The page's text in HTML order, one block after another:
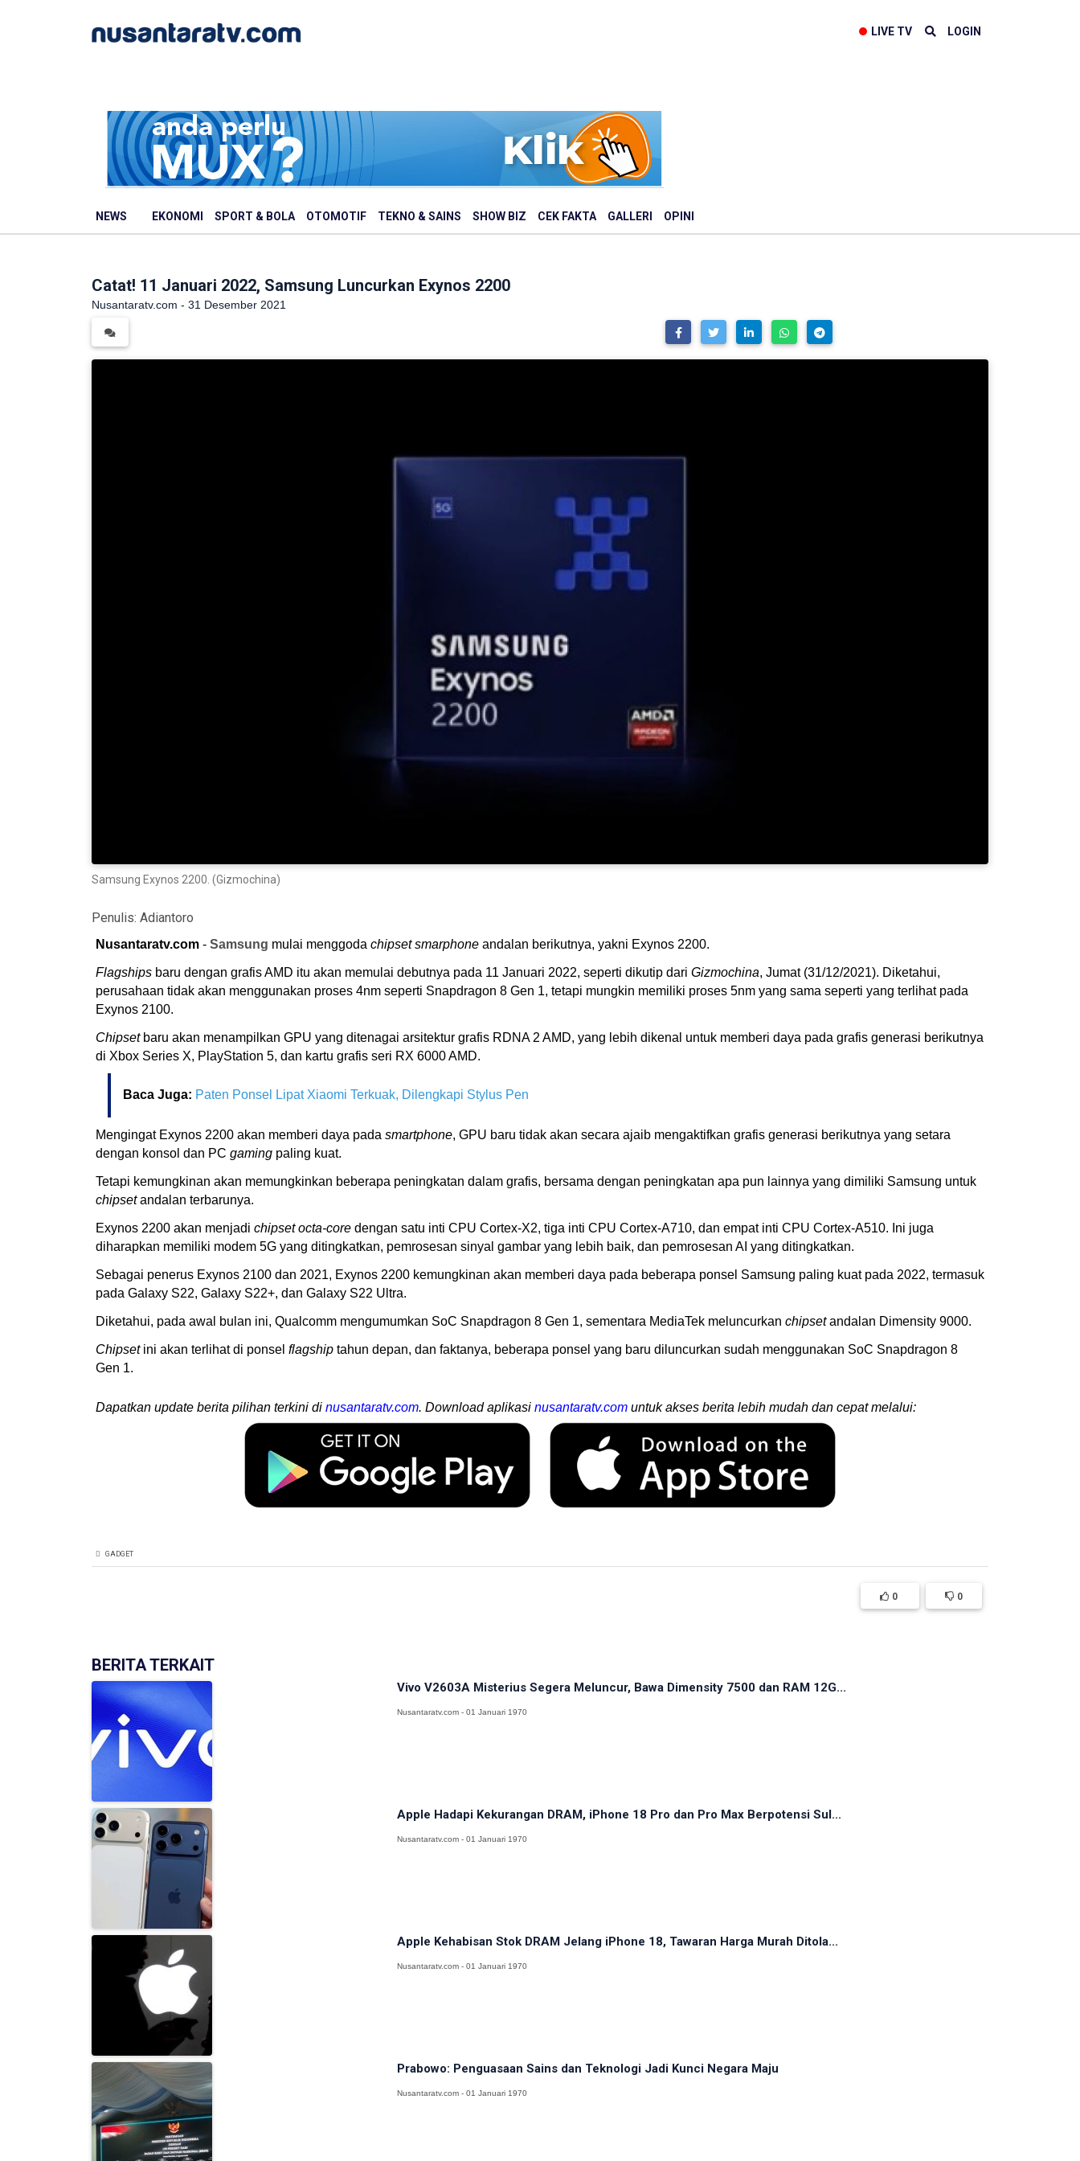
LIVE TV LOGIN
NEWS EKONOMI SPORT & BOLA OTOMOTIF TEKNO & SAINS SHOW BIZ CEK FAKTA GALLERI OPINI
Catat! 11 Januari 2022, Samsung Luncurkan Exynos 2200
Nusantaratv.com - 31 Desember 2021
Samsung Exynos 2200. (Gizmochina)
Penulis: Adiantoro
Nusantaratv.com - Samsung mulai menggoda chipset smarphone andalan berikutnya, yakni Exynos 2200.
Flagships baru dengan grafis AMD itu akan memulai debutnya pada 11 Januari 2022, seperti dikutip dari Gizmochina, Jumat (31/12/2021). Diketahui,
perusahaan tidak akan menggunakan proses 4nm seperti Snapdragon 8 Gen 1, tetapi mungkin memiliki proses 5nm yang sama seperti yang terlihat pada
Exynos 2100.
Chipsetbaru akan menampilkan GPU yang ditenagai arsitektur grafis RDNA 2 AMD, yang lebih dikenal untuk memberi daya pada grafis generasi berikutnya
di Xbox Series X, PlayStation 5, dan kartu grafis seri RX 6000 AMD.
Baca Juga: Paten Ponsel Lipat Xiaomi Terkuak, Dilengkapi Stylus Pen
Mengingat Exynos 2200 akan memberi daya pada smartphone, GPU baru tidak akan secara ajaib mengaktifkan grafis generasi berikutnya yang setara
dengan konsol dan PC gaming paling kuat.
Tetapi kemungkinan akan memungkinkan beberapa peningkatan dalam grafis, bersama dengan peningkatan apa pun lainnya yang dimiliki Samsung untuk
chipsetandalan terbarunya.
Exynos 2200 akan menjadi chipset octa-core dengan satu inti CPU Cortex-X2, tiga inti CPU Cortex-A710, dan empat inti CPU Cortex-A510. Ini juga
diharapkan memiliki modem 5G yang ditingkatkan, pemrosesan sinyal gambar yang lebih baik, dan pemrosesan AI yang ditingkatkan.
Sebagai penerus Exynos 2100 dan 2021, Exynos 2200 kemungkinan akan memberi daya pada beberapa ponsel Samsung paling kuat pada 2022, termasuk
pada Galaxy S22, Galaxy S22+, dan Galaxy S22 Ultra.
Diketahui, pada awal bulan ini, Qualcomm mengumumkan SoC Snapdragon 8 Gen 1, sementara MediaTek meluncurkan chipsetandalan Dimensity 9000.
Chipsetini akan terlihat di ponsel flagship tahun depan, dan faktanya, beberapa ponsel yang baru diluncurkan sudah menggunakan SoC Snapdragon 8
Gen 1.
Dapatkan update berita pilihan terkini di nusantaratv.com. Download aplikasi nusantaratv.com untuk akses berita lebih mudah dan cepat melalui:
GADGET
0 0
BERITA TERKAIT
Vivo V2603A Misterius Segera Meluncur, Bawa Dimensity 7500 dan RAM 12G...
Nusantaratv.com - 01 Januari 1970
Apple Hadapi Kekurangan DRAM, iPhone 18 Pro dan Pro Max Berpotensi Sul...
Nusantaratv.com - 01 Januari 1970
Apple Kehabisan Stok DRAM Jelang iPhone 18, Tawaran Harga Murah Ditola...
Nusantaratv.com - 01 Januari 1970
Prabowo: Penguasaan Sains dan Teknologi Jadi Kunci Negara Maju
Nusantaratv.com - 01 Januari 1970